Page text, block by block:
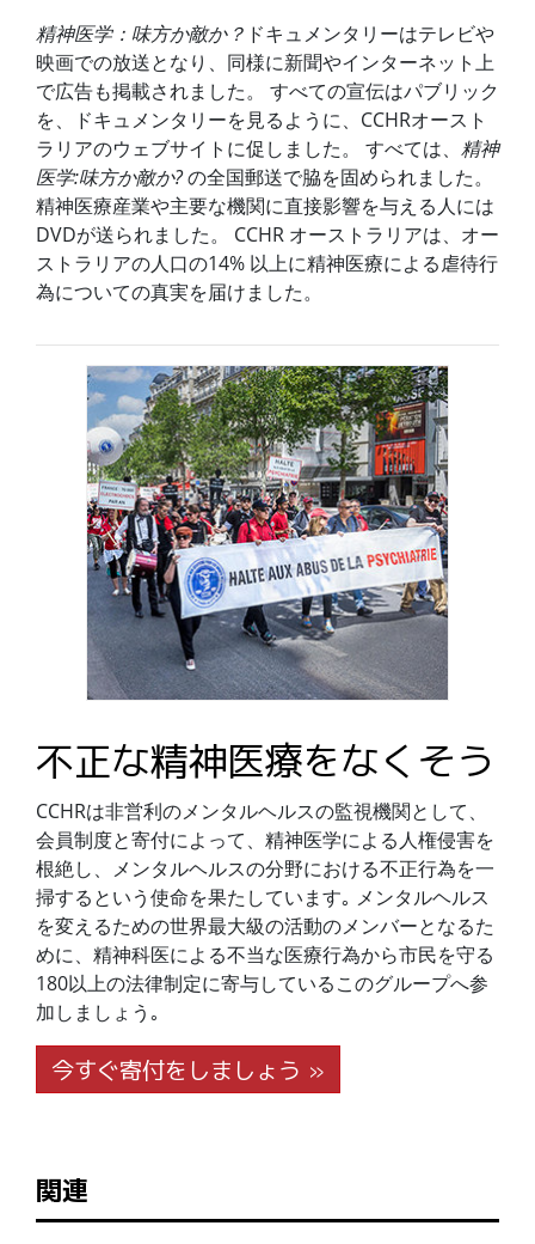
精神医学：味方か敵か？ ドキュメンタリーはテレビや
映画での放送となり、同様に新聞やインターネット上
で広告も掲載されました。 すべての宣伝はパブリック
を、ドキュメンタリーを見るように、CCHRオースト
ラリアのウェブサイトに促しました。 すべては、 精神
医学:味方か敵か?の全国郵送で脇を固められました。
精神医療産業や主要な機関に直接影響を与える人には
DVDが送られました。 CCHR オーストラリアは、オー
ストラリアの人口の14% 以上に精神医療による虐待行
為についての真実を届けました。
不正な精神医療をなくそう
CCHRは非営利のメンタルヘルスの監視機関として、
会員制度と寄付によって、精神医学による人権侵害を
根絶し、メンタルヘルスの分野における不正行為を一
掃するという使命を果たしています｡ メンタルヘルス
を変えるための世界最大級の活動のメンバーとなるた
めに、精神科医による不当な医療行為から市民を守る
180以上の法律制定に寄与しているこのグループへ参
加しましょう｡
今すぐ寄付をしましょう »
関連